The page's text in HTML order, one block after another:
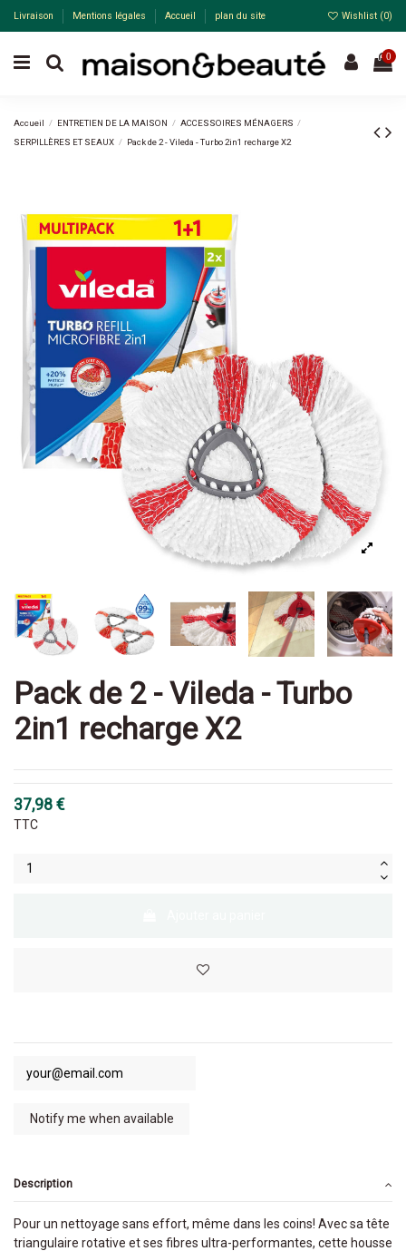
Livraison Mentions légales Accueil plan du site Wishlist (0)
0
Accueil ENTRETIEN DE LA MAISON
ACCESSOIRES MÉNAGERS
SERPILLÈRES ET SEAUX
Pack de 2 - Vileda - Turbo 2in1 recharge X2
Pack
Pack de 2 - Vileda - Turbo
2in1 recharge X2
37,98 €
TTC
Description
Pour un nettoyage sans effort, même dans les coins! Avec sa tête
triangulaire rotative et ses fibres ultra-performantes, cette housse